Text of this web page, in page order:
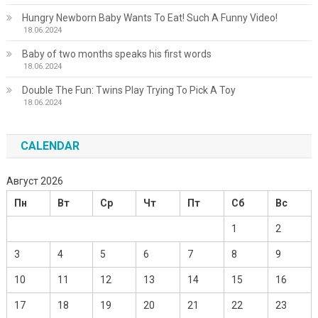
Hungry Newborn Baby Wants To Eat! Such A Funny Video!
18.06.2024
Baby of two months speaks his first words
18.06.2024
Double The Fun: Twins Play Trying To Pick A Toy
18.06.2024
CALENDAR
Август 2026
Пн
Вт Ср Чт Пт Сб Вс
1 2
3 4 5 6 7 8 9
10 11 12 13 14 15 16
17 18 19 20 21 22 23